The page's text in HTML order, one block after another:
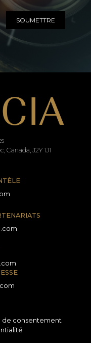
SOUMETTRE
J2Y 1J1
de consentement